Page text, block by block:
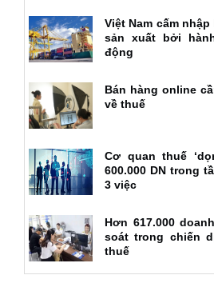
Việt Nam cấm
sản xuất bởi
động
Bán hàng online
về thuế
Cơ quan thuế ‘dọn rác dữ liệu’: Hơn
600.000 DN trong
3 việc
Hơn 617.000
soát trong chiến
thuế